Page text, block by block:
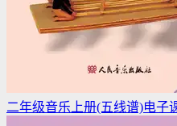
二年级音乐上册(五线谱)电子